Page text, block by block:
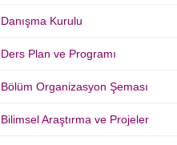
Danışma Kurulu
Ders Plan ve Programı
Bölüm Organizasyon Şeması
Bilimsel Araştırma ve Projeler